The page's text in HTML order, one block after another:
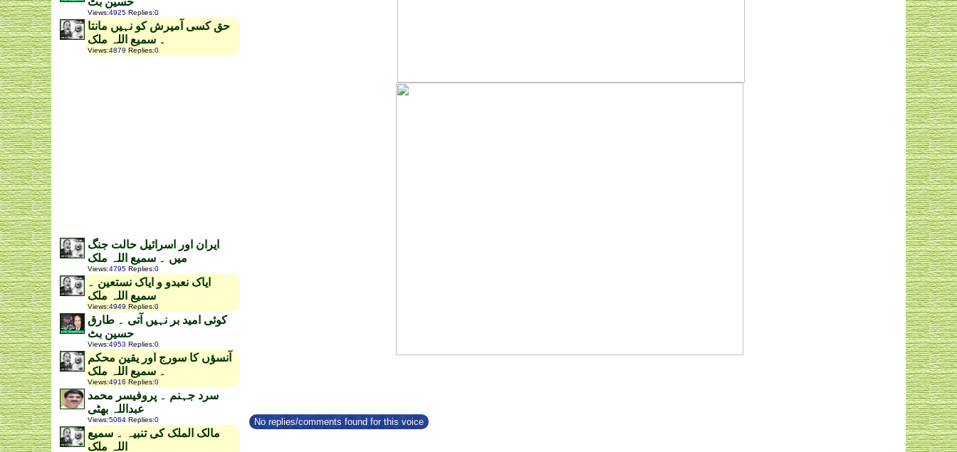
Views:4925 Replies:0
حق کسی آمیرش کو نہیں مانتا
۔ سمیع اللہ ملک
Views:4879 Replies:0
ایران اور اسرائیل حالت جنگ
میں ۔ سمیع اللہ ملک
Views:4795 Replies:0
ایاک نعبدو و ایاک نستعین ۔
سمیع اللہ ملک
Views:4949 Replies:0
کوئی امید بر نہیں آتی ۔ طارق
حسین بٹ
Views:4953 Replies:0
آنسؤں کا سورج اور یقین محکم
۔ سمیع اللہ ملک
Views:4916 Replies:0
سرد جہنم ۔ پروفیسر محمد
عبداللہ بھٹی
Views:5064 Replies:0
مالک الملک کی تنبیہ ۔ سمیع
اللہ ملک
No replies/comments found for this voice